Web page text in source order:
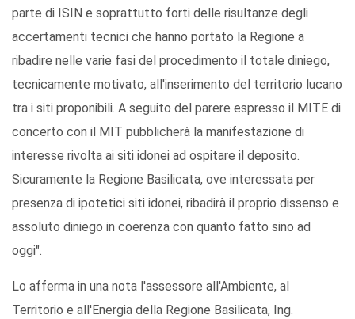
parte di ISIN e soprattutto forti delle risultanze degli
accertamenti tecnici che hanno portato la Regione a
ribadire nelle varie fasi del procedimento il totale diniego,
tecnicamente motivato, all'inserimento del territorio lucano
tra i siti proponibili. A seguito del parere espresso il MITE di
concerto con il MIT pubblicherà la manifestazione di
interesse rivolta ai siti idonei ad ospitare il deposito.
Sicuramente la Regione Basilicata, ove interessata per
presenza di ipotetici siti idonei, ribadirà il proprio dissenso e
assoluto diniego in coerenza con quanto fatto sino ad
oggi".
Lo afferma in una nota l'assessore all'Ambiente, al
Territorio e all'Energia della Regione Basilicata, Ing.